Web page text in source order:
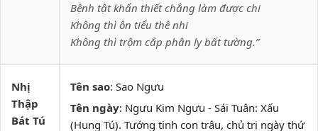
Bệnh tật khẩn thiết chẳng làm được chi
Không thì ôn tiểu thê nhi
Không thì trộm cắp phân ly bất tường.”
Nhị
Thập
Bát Tú
Tên sao: Sao Ngưu
Tên ngày: Ngưu Kim Ngưu - Sái Tuân: Xấu
(Hung Tú). Tướng tinh con trâu, chủ trị ngày thứ